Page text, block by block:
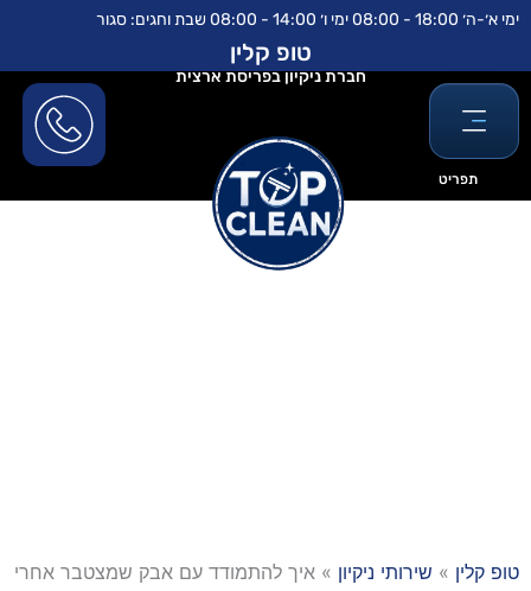
לתוכן
דילוג
ימי א׳-ה׳ 18:00 - 08:00 ימי ו׳ 14:00 - 08:00 שבת וחגים: סגור
תפריט
טופ קלין
חברת ניקיון בפריסת ארצית
טופ קלין » שירותי ניקיון » איך להתמודד עם אבק שמצטבר אחרי